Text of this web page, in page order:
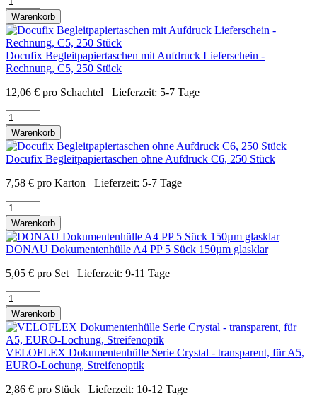
Warenkorb
Docufix Begleitpapiertaschen mit Aufdruck Lieferschein -
Rechnung, C5, 250 Stück
12,06 € pro Schachtel Lieferzeit: 5-7 Tage
Warenkorb
Docufix Begleitpapiertaschen ohne Aufdruck C6, 250 Stück
7,58 € pro Karton Lieferzeit: 5-7 Tage
Warenkorb
DONAU Dokumentenhülle A4 PP 5 Sück 150µm glasklar
5,05 € pro Set Lieferzeit: 9-11 Tage
Warenkorb
VELOFLEX Dokumentenhülle Serie Crystal - transparent, für A5,
EURO-Lochung, Streifenoptik
2,86 € pro Stück Lieferzeit: 10-12 Tage